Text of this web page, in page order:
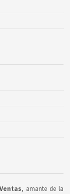
, amante de la